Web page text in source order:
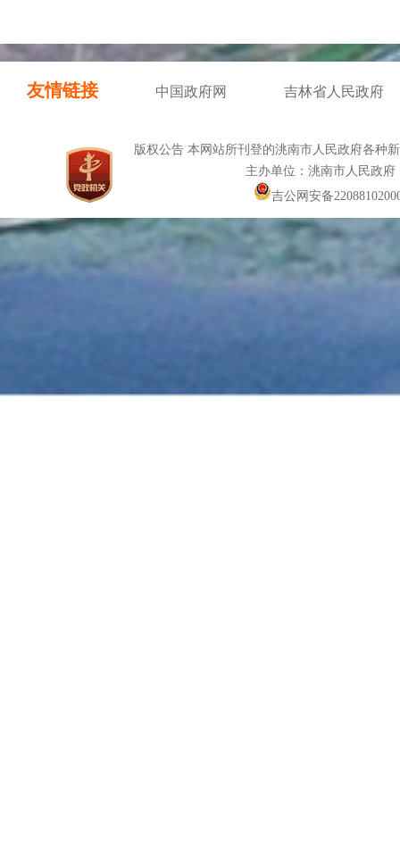
友情链接 中国政府网 吉林省人民政府
版权公告 本网站所刊登的洮南市人民政府各种
主办单位：洮南市人民政
吉公网安备